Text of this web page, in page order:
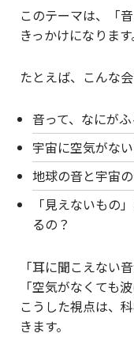
このテーマは、「
きっかけになります
たとえば、こんな
音って、なにが
宇宙に空気がな
地球の音と宇宙
「見えないもの
るの？
「耳に聞こえない
「空気がなくても波
こうした視点は、
きます。